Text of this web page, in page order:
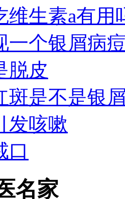
维生素a有用
一个银屑病
脱皮
斑是不是银
发咳嗽
口
名家